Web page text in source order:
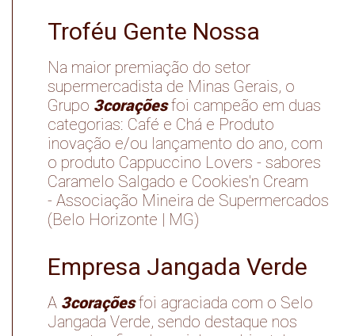
Troféu Gente Nossa
Na maior premiação do setor
supermercadista de Minas Gerais, o
Grupo 3coraçõesfoi campeão em duas
categorias: Café e Chá e Produto
inovação e/ou lançamento do ano, com
o produto Cappuccino Lovers - sabores
Caramelo Salgado e Cookies'n Cream
- Associação Mineira de Supermercados
(Belo Horizonte | MG)
Empresa Jangada Verde
A 3coraçõesfoi agraciada com o Selo
Jangada Verde, sendo destaque nos